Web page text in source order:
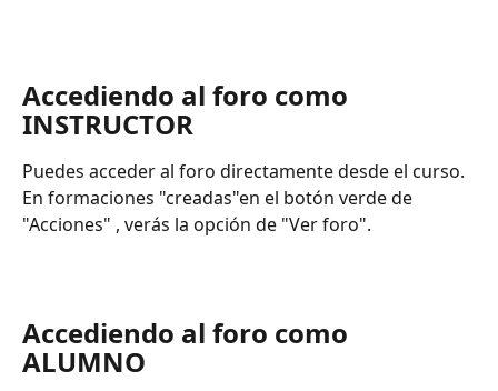
Accediendo al foro como
INSTRUCTOR
Puedes acceder al foro directamente desde el curso.
En formaciones "creadas"en el botón verde de
"Acciones" , verás la opción de "Ver foro".
Accediendo al foro como
ALUMNO